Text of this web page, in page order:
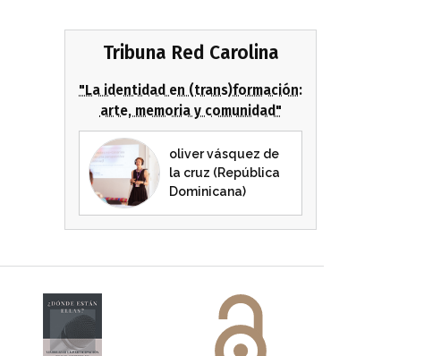
Tribuna Red Carolina
"La identidad en (trans)formación:
arte, memoria y comunidad"
oliver vásquez de
la cruz (República
Dominicana)